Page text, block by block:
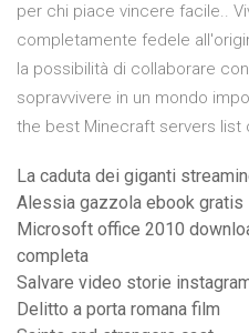
per chi piace vincere facile..
completamente fedele
la possibilità di collaborare
sopravvivere in un mondo
the best Minecraft servers list
La caduta dei giganti
Alessia gazzola ebook gratis
Microsoft office 2010
completa
Salvare video storie
Delitto a porta romana film